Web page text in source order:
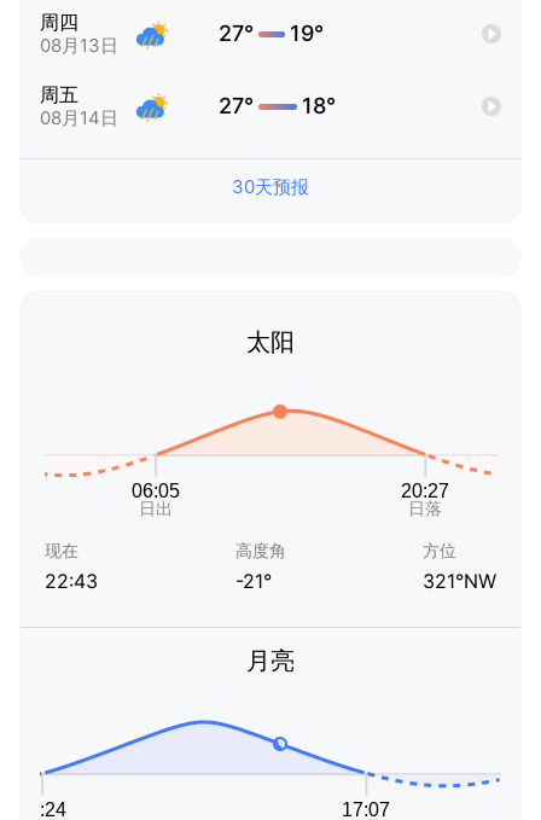
周四
08月13日 27° 19°
周五
08月14日 27° 18°
30天预报
太阳
现在
22:43
高度角
-21°
方位
321°NW
月亮